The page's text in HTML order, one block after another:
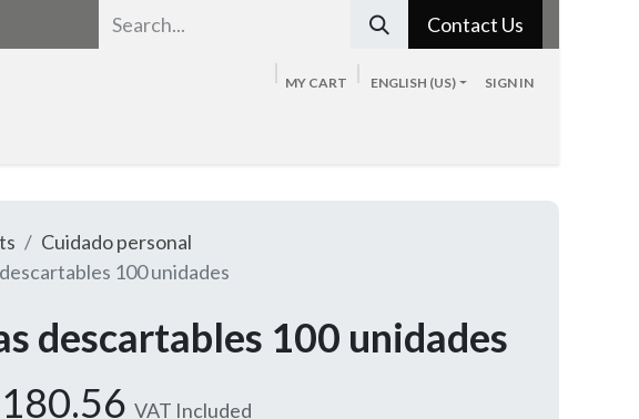
Contact Us
MY CART ENGLISH (US) SIGN IN
Cuidado personal
100 unidades
descartables 100 unidades
180.56 VAT Included